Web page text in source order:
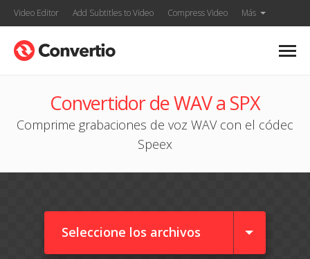
Video Editor Add Subtitles to Video Compress Video Más
Convertidor de WAV a SPX
Comprime grabaciones de voz WAV con el códec
Speex
Seleccione los archivos